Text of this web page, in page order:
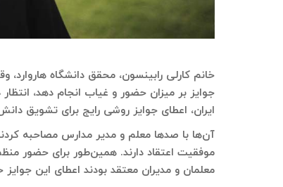
خانم کارلی رابینسون، محقق دانشگاه
جوایز بر میزان حضور و غیاب انجام دهد،
ایران، اعطای جوایز روشی رایج برای تشویق
آن‌ها با صدها معلم و مدیر مدارس مصاحبه
معلمان و مدیران معتقد بودند اعطای این